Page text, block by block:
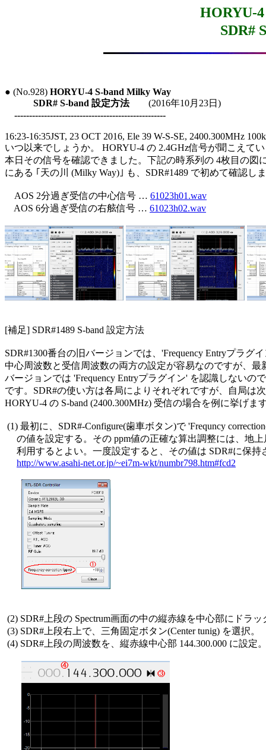
HORYU-
SDR#
● (No.928) HORYU-4 S-band Milky Way
SDR# S-band 設定方法
        (2016年10月23日)
---------------------------------------------------
16:23-16:35JST, 23 OCT 2016, Ele 39 W-S-SE, 2400.300MHz
いつ以来でしょうか。 HORYU-4 の 2.4GHz信号が聞こえて
本日その信号を確認できました。下記の時系列の 4枚目の図
にある ｢天の川 (Milky Way)｣ も、SDR#1489 で初めて確認し
    AOS 2分過ぎ受信の中心信号 …
61023h01.wav
    AOS 6分過ぎ受信の右舷信号 …
61023h02.wav
[補足] SDR#1489 S-band 設定方法
SDR#1300番台の旧バージョンでは、'Frequency Entryプラグ
中心周波数と受信周波数の両方の設定が容易なのですが、最
バージョンでは 'Frequency Entryプラグイン' を認識しないの
です。SDR#の使い方は各局によりそれぞれですが、自局は
HORYU-4 の S-band (2400.300MHz) 受信の場合を例に挙げま
(1) 最初に、SDR#-Configure(歯車ボタン)で 'Frequncy
の値を設定する。その ppm値の正確な算出調整には、地
利用するとよい。一度設定すると、その値は SDR#に保持
http://www.asahi-net.or.jp/~ei7m-wkt/numbr798.htm#fcd2
(2) SDR#上段の Spectrum画面の中の縦赤線を中心部にドラッ
(3) SDR#上段右上で、三角固定ボタン(Center tunig) を選択。
(4) SDR#上段の周波数を、縦赤線中心部 144.300.000 に設定